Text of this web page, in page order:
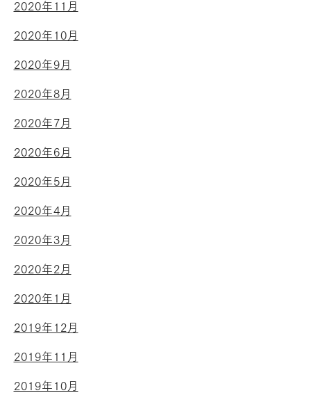
2020年11月
2020年10月
2020年9月
2020年8月
2020年7月
2020年6月
2020年5月
2020年4月
2020年3月
2020年2月
2020年1月
2019年12月
2019年11月
2019年10月